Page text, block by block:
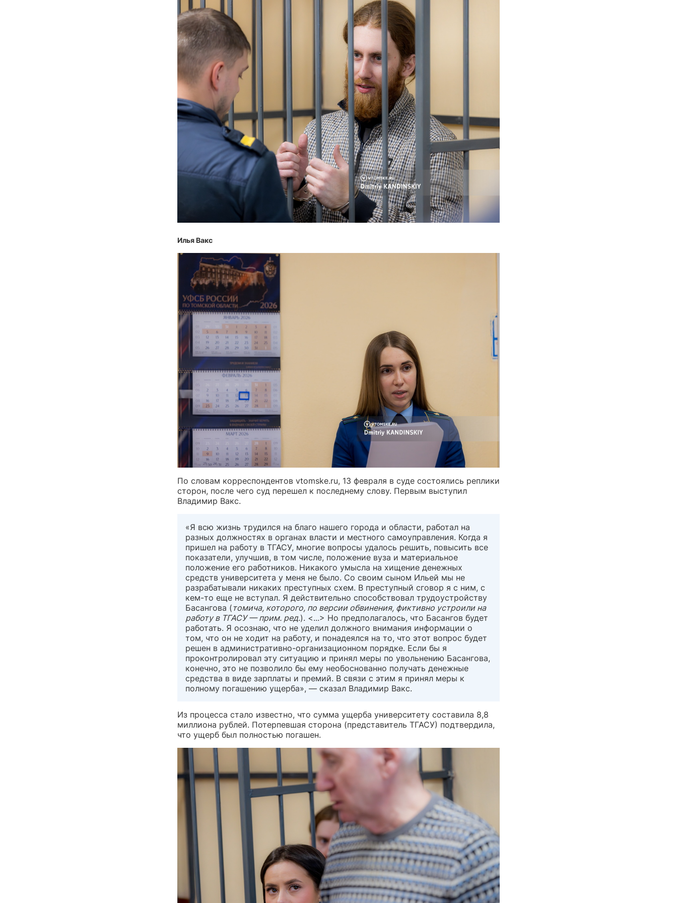
Илья Вакс
По словам корреспондентов vtomske.ru, 13 февраля в суде состоялись реплики
сторон, после чего суд перешел к последнему слову. Первым выступил
Владимир Вакс.
«Я всю жизнь трудился на благо нашего города и области, работал на
разных должностях в органах власти и местного самоуправления. Когда я
пришел на работу в ТГАСУ, многие вопросы удалось решить, повысить все
показатели, улучшив, в том числе, положение вуза и материальное
положение его работников. Никакого умысла на хищение денежных
средств университета у меня не было. Со своим сыном Ильей мы не
разрабатывали никаких преступных схем. В преступный сговор я с ним, с
кем-то еще не вступал. Я действительно способствовал трудоустройству
Басангова (томича, которого, по версии обвинения, фиктивно устроили на
работу в ТГАСУ — прим. ред.). <...> Но предполагалось, что Басангов будет
работать. Я осознаю, что не уделил должного внимания информации о
том, что он не ходит на работу, и понадеялся на то, что этот вопрос будет
решен в административно-организационном порядке. Если бы я
проконтролировал эту ситуацию и принял меры по увольнению Басангова,
конечно, это не позволило бы ему необоснованно получать денежные
средства в виде зарплаты и премий. В связи с этим я принял меры к
полному погашению ущерба», — сказал Владимир Вакс.
Из процесса стало известно, что сумма ущерба университету составила 8,8
миллиона рублей. Потерпевшая сторона (представитель ТГАСУ) подтвердила,
что ущерб был полностью погашен.